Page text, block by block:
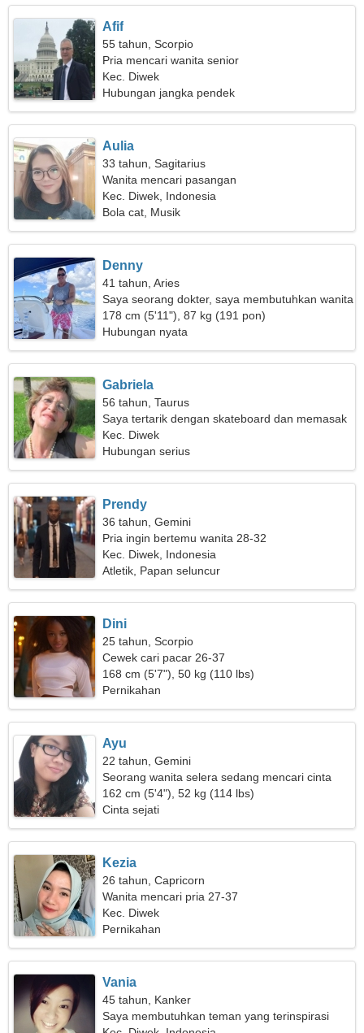
Afif
55 tahun, Scorpio
Pria mencari wanita senior
Kec. Diwek
Hubungan jangka pendek
Aulia
33 tahun, Sagitarius
Wanita mencari pasangan
Kec. Diwek, Indonesia
Bola cat, Musik
Denny
41 tahun, Aries
Saya seorang dokter, saya membutuhkan wanita
yang sempurna
178 cm (5'11"), 87 kg (191 pon)
Hubungan nyata
Gabriela
56 tahun, Taurus
Saya tertarik dengan skateboard dan memasak
Kec. Diwek
Hubungan serius
Prendy
36 tahun, Gemini
Pria ingin bertemu wanita 28-32
Kec. Diwek, Indonesia
Atletik, Papan seluncur
Dini
25 tahun, Scorpio
Cewek cari pacar 26-37
168 cm (5'7"), 50 kg (110 lbs)
Pernikahan
Ayu
22 tahun, Gemini
Seorang wanita selera sedang mencari cinta
sejati
162 cm (5'4"), 52 kg (114 lbs)
Cinta sejati
Kezia
26 tahun, Capricorn
Wanita mencari pria 27-37
Kec. Diwek
Pernikahan
Vania
45 tahun, Kanker
Saya membutuhkan teman yang terinspirasi